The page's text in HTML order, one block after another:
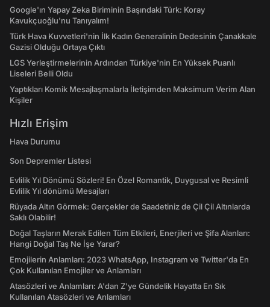
Google'ın Yapay Zeka Biriminin Başındaki Türk: Koray
Kavukçuoğlu'nu Tanıyalım!
Türk Hava Kuvvetleri'nin İlk Kadın Generalinin Dedesinin Çanakkale
Gazisi Olduğu Ortaya Çıktı
LGS Yerleştirmelerinin Ardından Türkiye'nin En Yüksek Puanlı
Liseleri Belli Oldu
Yaptıkları Komik Mesajlaşmalarla İletişimden Maksimum Verim Alan
Kişiler
Hızlı Erişim
Hava Durumu
Son Depremler Listesi
Evlilik Yıl Dönümü Sözleri! En Özel Romantik, Duygusal ve Resimli
Evlilik Yıl dönümü Mesajları
Rüyada Altın Görmek: Gerçekler de Saadetiniz de Çil Çil Altınlarda
Saklı Olabilir!
Doğal Taşların Merak Edilen Tüm Etkileri, Enerjileri ve Şifa Alanları:
Hangi Doğal Taş Ne İşe Yarar?
Emojilerin Anlamları: 2023 WhatsApp, Instagram ve Twitter'da En
Çok Kullanılan Emojiler ve Anlamları
Atasözleri ve Anlamları: A'dan Z'ye Gündelik Hayatta En Sık
Kullanılan Atasözleri ve Anlamları